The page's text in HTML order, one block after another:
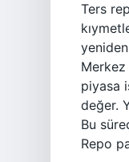
Ters
piyasa
değer.
Bu
Repo